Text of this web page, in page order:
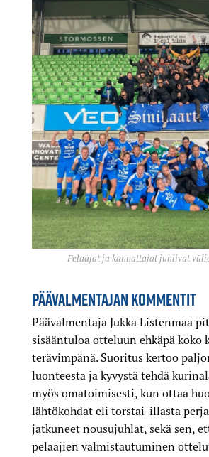
Pelaajat ja kannattajat juhlivat
PÄÄVALMENTAJAN KOMMENTIT
Päävalmentaja Jukka Listenmaa
sisääntuloa otteluun ehkäpä koko
terävimpänä. Suoritus kertoo
luonteesta ja kyvystä tehdä
myös omatoimisesti, kun ottaa
lähtökohdat eli torstai-illasta
jatkuneet nousujuhlat, sekä sen,
pelaajien valmistautuminen